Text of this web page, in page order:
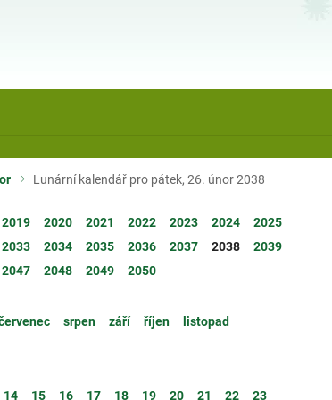
Lunární kalendář pro pátek, 26. únor 2038
2019 2020 2021 2022 2023 2024
2025
2033 2034 2035 2036 2037 2038
2039
2047 2048 2049 2050
srpen září říjen
listopad
14 15 16 17 18 19 20 21 22 23